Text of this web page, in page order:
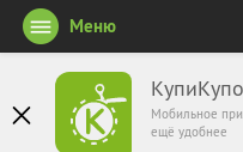
Мобильное
ещё удобнее
Меню